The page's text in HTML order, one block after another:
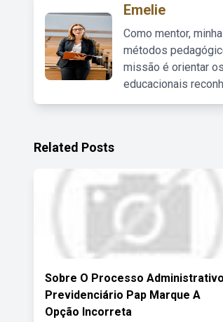
Emelie
Como mentor,
métodos
missão é orientar
educacionais
Related Posts
Sobre O Processo Administrativo
Previdenciário Pap Marque A
Opção Incorreta